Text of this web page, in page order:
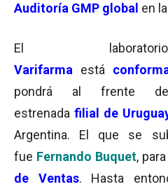
Auditoría GMP global en
El
Varifarma
está
pondrá al frente
estrenada filial de
Argentina. El que se
fue Fernando Buquet,
de Ventas. Hasta